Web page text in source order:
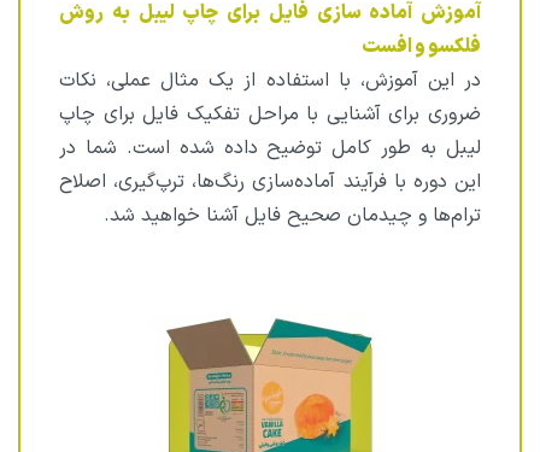
آموزش آماده سازی فایل برای چاپ لیبل به روش
فلکسو و افست
در این آموزش، با استفاده از یک مثال عملی، نکات
ضروری برای آشنایی با مراحل تفکیک فایل برای چاپ
لیبل به طور کامل توضیح داده شده است. شما در
این دوره با فرآیند آماده‌سازی رنگ‌ها، ترپ‌گیری، اصلاح
ترام‌ها و چیدمان صحیح فایل آشنا خواهید شد.